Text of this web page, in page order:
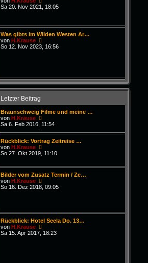
t
g
e
s
e
B
a
g
Sa 20. Nov 2021, 18:05
Was gibts im Wilden Westen Ar…
vonH.Krause
e
e
r
B
t
r
g
So 12. Nov 2023, 16:56
Letzter Beitrag
Braunschweig Filme und meine …
vonH.Krause
e
e
s
e
B
e
i
t
r
Sa 6. Feb 2016, 11:54
Rückblick: Vortrag Zeitreise …
vonH.Krause
e
e
t
r
t
r
g
So 27. Okt 2019, 11:10
Bilder vom Zusatz Termin / Ze…
vonH.Krause
e
t
r
e
So 16. Dez 2018, 09:05
Rückblick: Hotel Seela Do. 13…
vonH.Krause
e
Sa 15. Apr 2017, 18:23